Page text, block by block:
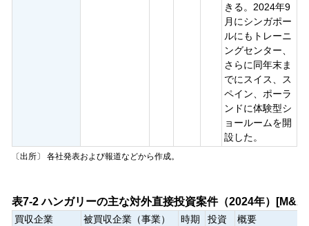
きる。2024年9
月にシンガポー
ルにもトレーニ
ングセンター、
さらに同年末ま
でにスイス、ス
ペイン、ポーラ
ンドに体験型シ
ョールームを開
設した。
〔出所〕 各社発表および報道などから作成。
表7-2 ハンガリーの主な対外直接投資案件（2024年）[M&A]
買収企業 被買収企業（事業） 時期
投資
概要